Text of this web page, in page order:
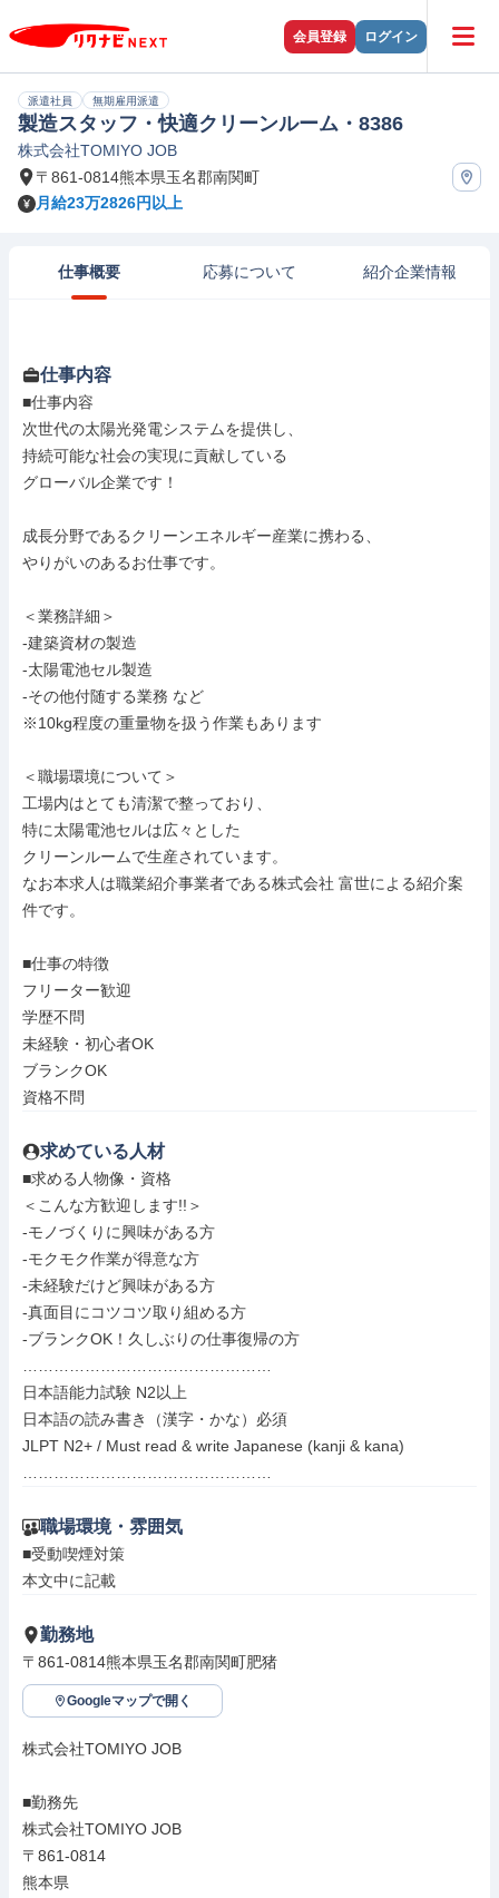
会員登録 ログイン
派遣社員 無期雇用派遣
製造スタッフ・快適クリーンルーム・8386
株式会社TOMIYO JOB
〒861-0814熊本県玉名郡南関町
月給23万2826円以上
仕事概要 応募について 紹介企業情報
仕事内容
■仕事内容
次世代の太陽光発電システムを提供し、
持続可能な社会の実現に貢献している
グローバル企業です！
成長分野であるクリーンエネルギー産業に携わる、
やりがいのあるお仕事です。
＜業務詳細＞
-建築資材の製造
-太陽電池セル製造
-その他付随する業務 など
※10kg程度の重量物を扱う作業もあります
＜職場環境について＞
工場内はとても清潔で整っており、
特に太陽電池セルは広々とした
クリーンルームで生産されています。
なお本求人は職業紹介事業者である株式会社 富世による紹介案
件です。
■仕事の特徴
フリーター歓迎
学歴不問
未経験・初心者OK
ブランクOK
資格不問
求めている人材
■求める人物像・資格
＜こんな方歓迎します!!＞
-モノづくりに興味がある方
-モクモク作業が得意な方
-未経験だけど興味がある方
-真面目にコツコツ取り組める方
-ブランクOK！久しぶりの仕事復帰の方
日本語能力試験 N2以上
日本語の読み書き（漢字・かな）必須
JLPT N2+ / Must read & write Japanese (kanji & kana)
職場環境・雰囲気
■受動喫煙対策
本文中に記載
勤務地
〒861-0814熊本県玉名郡南関町肥猪
Googleマップで開く
株式会社TOMIYO JOB
■勤務先
株式会社TOMIYO JOB
〒861-0814
熊本県